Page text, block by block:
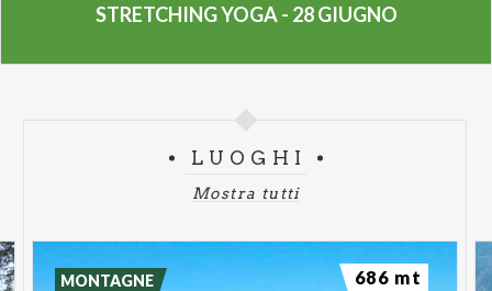
STRETCHING YOGA - 28 GIUGNO
LUOGHI
Mostra tutti
MONTAGNE 686 mt